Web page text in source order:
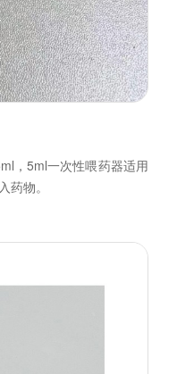
，5ml一次性喂药器适用
药物。